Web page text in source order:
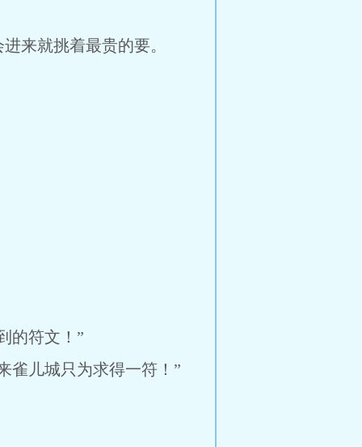
来就挑着最贵的要。
的符文！”
雀儿城只为求得一符！”